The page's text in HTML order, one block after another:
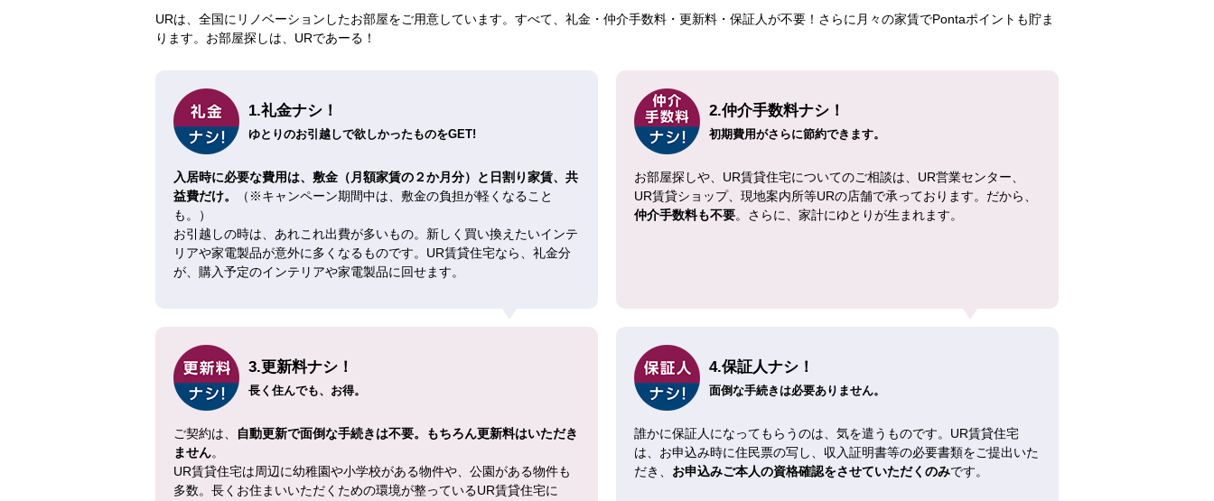
URは、全国にリノベーションしたお部屋をご用意しています。すべて、礼金・仲介手数料・更新料・保証人が不要！さらに月々の家賃でPontaポイントも貯ま
ります。お部屋探しは、URであーる！
1.礼金ナシ！
ゆとりのお引越しで欲しかったものをGET!
入居時に必要な費用は、敷金（月額家賃の２か月分）と日割り家賃、共
益費だけ。
（※キャンペーン期間中は、敷金の負担が軽くなること
も。）
お引越しの時は、あれこれ出費が多いもの。新しく買い換えたいインテ
リアや家電製品が意外に多くなるものです。UR賃貸住宅なら、礼金分
が、購入予定のインテリアや家電製品に回せます。
2.仲介手数料ナシ！
初期費用がさらに節約できます。
お部屋探しや、UR賃貸住宅についてのご相談は、UR営業センター、
UR賃貸ショップ、現地案内所等URの店舗で承っております。だから、
仲介手数料も不要。さらに、家計にゆとりが生まれます。
3.更新料ナシ！
長く住んでも、お得。
ご契約は、
自動更新で面倒な手続きは不要。もちろん更新料はいただき
ません。
UR賃貸住宅は周辺に幼稚園や小学校がある物件や、公園がある物件も
多数。長くお住まいいただくための環境が整っているUR賃貸住宅に
4.保証人ナシ！
面倒な手続きは必要ありません。
誰かに保証人になってもらうのは、気を遣うものです。UR賃貸住宅
は、お申込み時に住民票の写し、収入証明書等の必要書類をご提出いた
だき、 お申込みご本人の資格確認をさせていただくのみです。